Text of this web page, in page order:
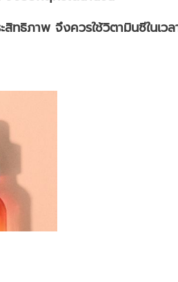
ธิภาพ จึงควรใช้วิตามินซีในเวล